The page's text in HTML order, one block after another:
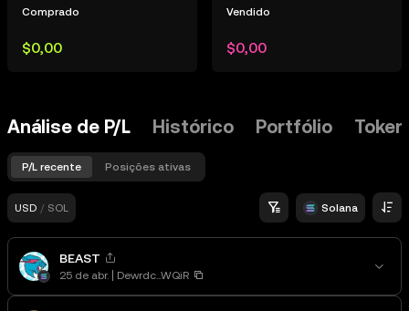
Comprado
$0,00
Vendido
$0,00
Análise de P/L Histórico Portfólio
P/L recente Posições ativas
USD / SOL Solana
BEAST
25 de abr. Dewrdc...WQiR